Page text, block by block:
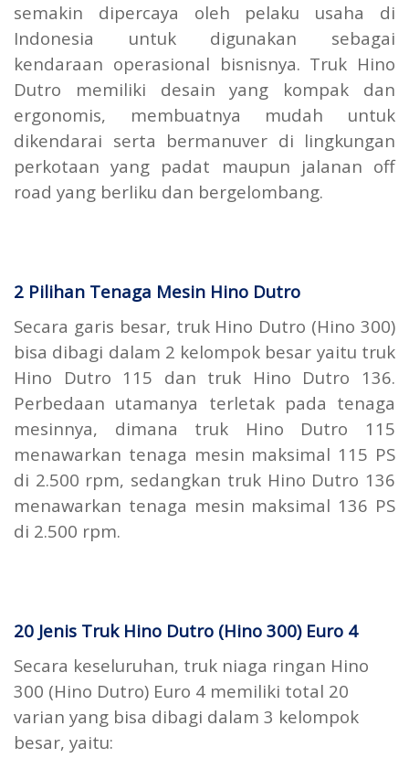
semakin dipercaya oleh pelaku usaha di
Indonesia untuk digunakan sebagai
kendaraan operasional bisnisnya. Truk Hino
Dutro memiliki desain yang kompak dan
ergonomis, membuatnya mudah untuk
dikendarai serta bermanuver di lingkungan
perkotaan yang padat maupun jalanan off
road yang berliku dan bergelombang.
2 Pilihan Tenaga Mesin Hino Dutro
Secara garis besar, truk Hino Dutro (Hino 300)
bisa dibagi dalam 2 kelompok besar yaitu truk
Hino Dutro 115 dan truk Hino Dutro 136.
Perbedaan utamanya terletak pada tenaga
mesinnya, dimana truk Hino Dutro 115
menawarkan tenaga mesin maksimal 115 PS
di 2.500 rpm, sedangkan truk Hino Dutro 136
menawarkan tenaga mesin maksimal 136 PS
di 2.500 rpm.
20 Jenis Truk Hino Dutro (Hino 300) Euro 4
Secara keseluruhan, truk niaga ringan Hino
300 (Hino Dutro) Euro 4 memiliki total 20
varian yang bisa dibagi dalam 3 kelompok
besar, yaitu: